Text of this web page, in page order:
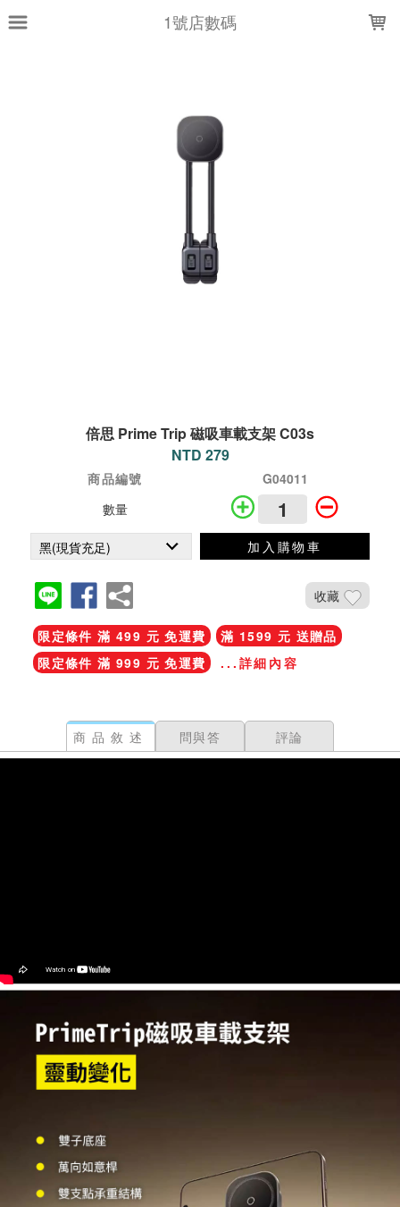
1號店數碼
倍思 Prime Trip 磁吸車載支架 C03s
NTD 279
商品編號
G04011
數量
加入購物車
收藏
限定條件 滿 499 元 免運費
滿 1599 元 送贈品
限定條件 滿 999 元 免運費
...詳細內容
商品敘述 問與答 評論